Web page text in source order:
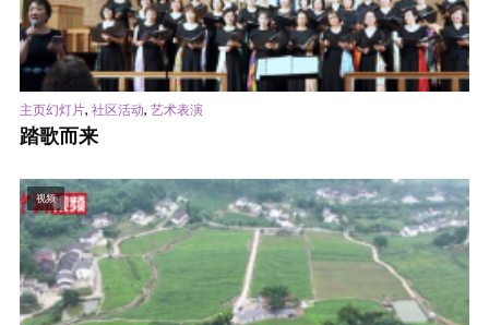
主页幻灯片, 社区活动, 艺术表演
踏歌而来
视频